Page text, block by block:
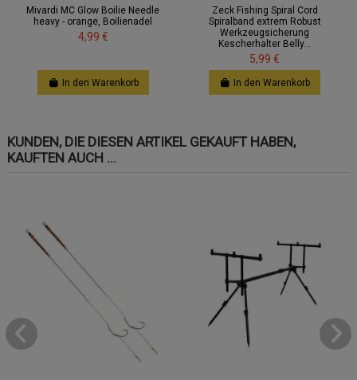
Mivardi MC Glow Boilie Needle
heavy - orange, Boilienadel
4,99 €
In den Warenkorb
Zeck Fishing Spiral Cord
Spiralband extrem Robust
Werkzeugsicherung
Kescherhalter Belly...
5,99 €
In den Warenkorb
KUNDEN, DIE DIESEN ARTIKEL GEKAUFT HABEN,
KAUFTEN AUCH ...